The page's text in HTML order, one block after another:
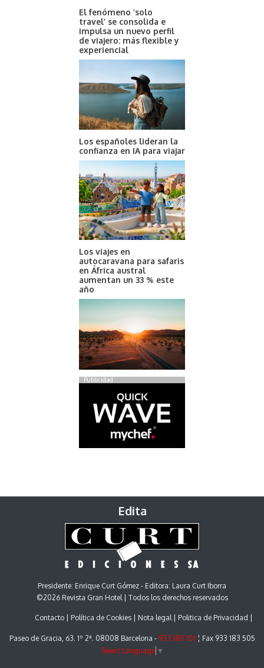
El fenómeno ‘solo
travel’ se consolida e
impulsa un nuevo perfil
de viajero: más flexible y
experiencial
Los españoles lideran la
confianza en IA para viajar
Los viajes en
autocaravana para safaris
en África austral
aumentan un 33 % este
año
Publicidad
Edita
Presidente: Enrique Curt Gómez - Editora: Laura Curt Iborra
©2026 Revista Gran Hotel | Todos los derechos reservados
Contacto Política de Cookies Nota legal Politica de Privacidad
Paseo de Gracia, 63. 1º 2ª. 08008 Barcelona - 933 180 101 ¦ Fax 933 183 505
Select Language ▼